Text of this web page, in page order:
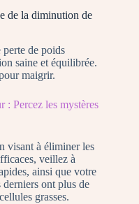
de la diminution de
perte de poids
saine et équilibrée.
maigrir.
: Percez les mystères
visant à éliminer les
veillez à
ainsi que votre
derniers ont plus de
grasses.